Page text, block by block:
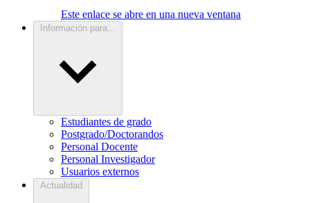
Este enlace se abre en una nueva ventana
Información para...
Estudiantes de grado
Postgrado/Doctorandos
Personal Docente
Personal Investigador
Usuarios externos
Actualidad